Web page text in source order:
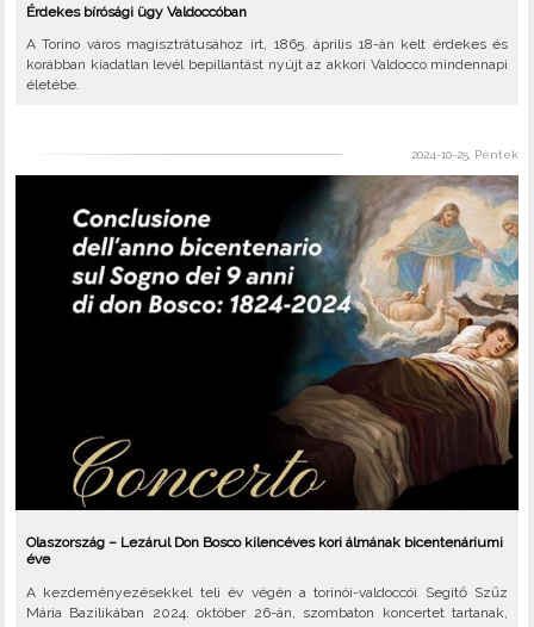
Érdekes bírósági ügy Valdoccóban
A Torino város magisztrátusához írt, 1865. április 18-án kelt érdekes és
korábban kiadatlan levél bepillantást nyújt az akkori Valdocco mindennapi
életébe.
2024-10-25, Péntek
Olaszország – Lezárul Don Bosco kilencéves kori álmának bicentenáriumi
éve
A kezdeményezésekkel teli év végén a torinói-valdoccói Segítő Szűz
Mária Bazilikában 2024. október 26-án, szombaton koncertet tartanak,